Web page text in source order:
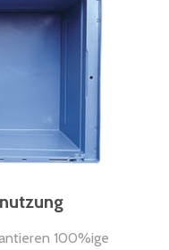
100%ige